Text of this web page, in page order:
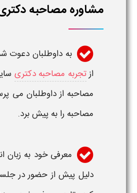
مشاوره مصاحبه دکتری
به داوطلبان دعوت
ازتجربه مصاحبه دکتری
مصاحبهاز داوطلبان می
مصاحبه را به پیش برد.
معرفی خود به زبان
دلیل پیش از حضور در